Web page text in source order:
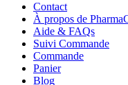
Contact
À propos de
Aide & FAQs
Suivi Commande
Commande
Panier
Blog